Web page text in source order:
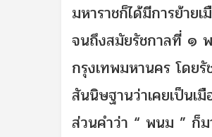
มหาราชก็ได้มีการย้าย
จนถึงสมัยรัชกาลที่ ๑
กรุงเทพมหานคร โดย
สันนิษฐานว่าเคยเป็นเ
ส่วนคำว่า “ พนม ” ก็